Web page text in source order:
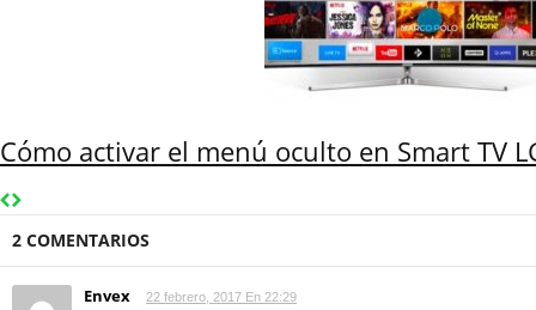
Cómo activar el menú oculto en Smart TV
2 COMENTARIOS
Envex 22 febrero, 2017 En 22:29